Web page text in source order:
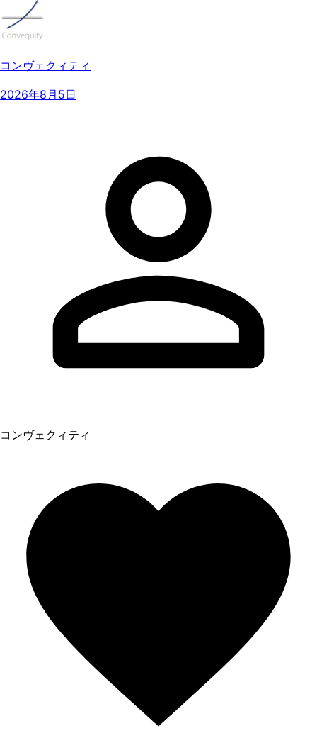
コンヴェクィティ
2026年8月5日
コンヴェクィティ